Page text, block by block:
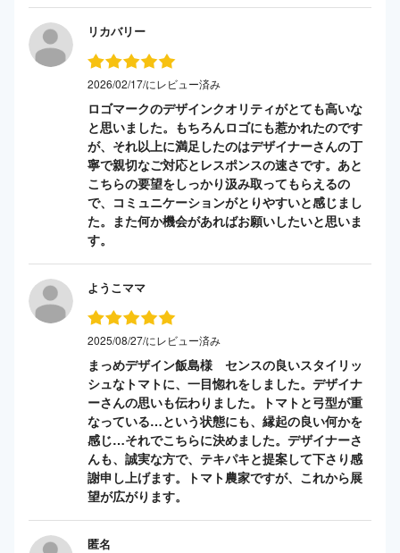
リカバリー
2026/02/17/にレビュー済み
ロゴマークのデザインクオリティがとても高いな
と思いました。もちろんロゴにも惹かれたのです
が、それ以上に満足したのはデザイナーさんの丁
寧で親切なご対応とレスポンスの速さです。あと
こちらの要望をしっかり汲み取ってもらえるの
で、コミュニケーションがとりやすいと感じまし
た。また何か機会があればお願いしたいと思いま
す。
ようこママ
2025/08/27/にレビュー済み
まっめデザイン飯島様 センスの良いスタイリッ
シュなトマトに、一目惚れをしました。デザイナ
ーさんの思いも伝わりました。トマトと弓型が重
なっている…という状態にも、縁起の良い何かを
感じ…それでこちらに決めました。デザイナーさ
んも、誠実な方で、テキパキと提案して下さり感
謝申し上げます。トマト農家ですが、これから展
望が広がります。
匿名